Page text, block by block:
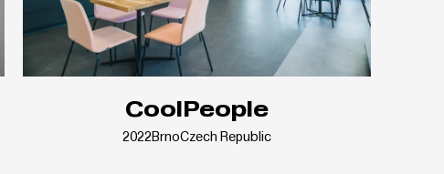
CoolPeople
2022BrnoCzech Republic